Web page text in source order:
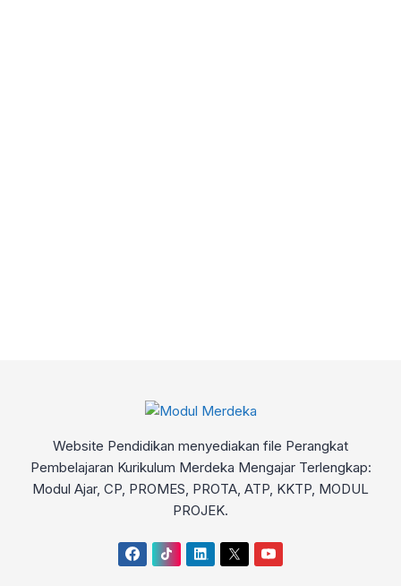
Website Pendidikan menyediakan file Perangkat
Pembelajaran Kurikulum Merdeka Mengajar Terlengkap:
Modul Ajar, CP, PROMES, PROTA, ATP, KKTP, MODUL
PROJEK.